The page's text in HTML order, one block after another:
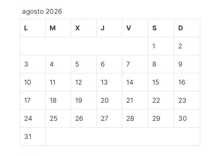
agosto 2026
L M X J V S D
1 2
3 4 5 6 7 8 9
10 11 12 13 14 15 16
17 18 19 20 21 22 23
24 25 26 27 28 29 30
31